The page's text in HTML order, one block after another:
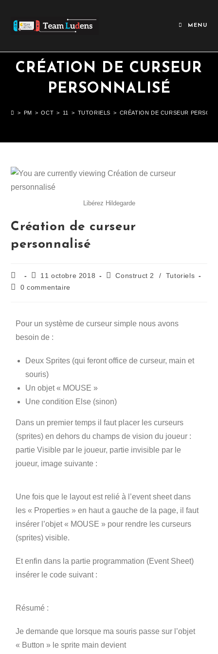
MENU
CRÉATION DE CURSEUR
PERSONNALISÉ
> PM > OCT > 11 > TUTORIELS > CRÉATION DE CURSEUR
Libérez Hildegarde
Création de curseur
personnalisé
11 octobre 2018 Construct 2 /
Tutoriels
0 commentaire
Pour un système de curseur simple nous avons
besoin de :
Deux Sprites (qui feront office de curseur, main et
souris)
Un objet « MOUSE »
Une condition Else (sinon)
Dans un premier temps il faut placer les curseurs
(sprites) en dehors du champs de vision du joueur :
partie Visible par le joueur, partie invisible par le
joueur, image suivante :
Une fois que le layout est relié à l’event sheet dans
les « Properties » en haut a gauche de la page, il faut
insérer l’objet « MOUSE » pour rendre les curseurs
(sprites) visible.
Et enfin dans la partie programmation (Event Sheet)
insérer le code suivant :
Résumé :
Je demande que lorsque ma souris passe sur l’objet
« Button » le sprite main devient